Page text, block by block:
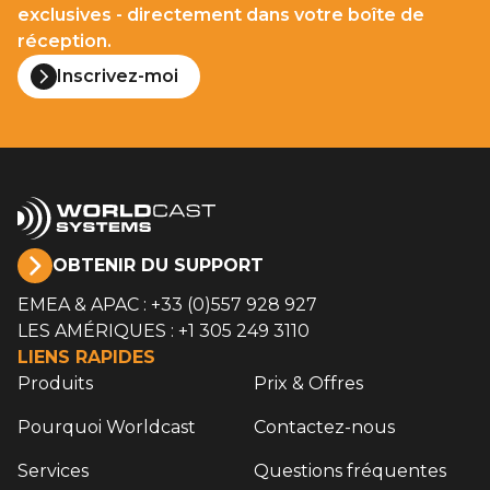
décodeurs intégrés et d’interfaces
standard, ils s’intègrent facilement dans
une chaîne studio–émetteur ou un
système broadcast plus large.
Pour confirmer la compatibilité, contactez-
exclusives - directement dans votre boîte de
réception.
Inscrivez-moi
OBTENIR DU SUPPORT
EMEA & APAC : +33 (0)557 928 927
LES AMÉRIQUES : +1 305 249 3110
LIENS RAPIDES
Produits
Prix & Offres
Pourquoi Worldcast Contactez-nous
Services Questions fréquentes